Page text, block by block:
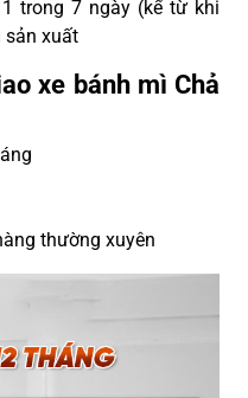
trong 7 ngày (kể từ khi
sản xuất
xe bánh mì Chả
thường xuyên